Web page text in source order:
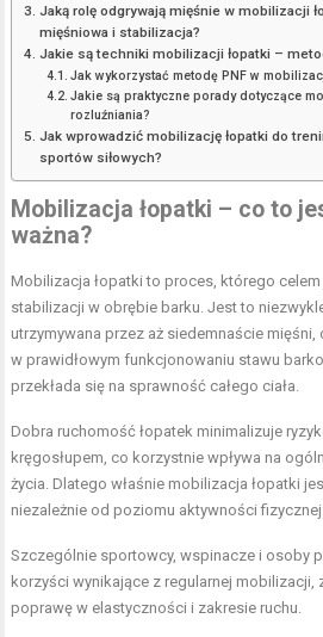
Jaką rolę odgrywają mięśnie w mobilizacji
mięśniowa i stabilizacja?
Jakie są techniki mobilizacji łopatki –
Jak wykorzystać metodę PNF w
Jakie są praktyczne porady dotyczące
rozluźniania?
Jak wprowadzić mobilizację łopatki do
sportów siłowych?
Mobilizacja łopatki – co to
ważna?
Mobilizacja łopatki to proces, którego
stabilizacji w obrębie barku. Jest to
utrzymywana przez aż siedemnaście
w prawidłowym funkcjonowaniu stawu
przekłada się na sprawność całego ciała.
Dobra ruchomość łopatek minimalizuje
kręgosłupem, co korzystnie wpływa na
życia. Dlatego właśnie mobilizacja łopatki
niezależnie od poziomu aktywności fizycznej.
Szczególnie sportowcy, wspinacze i osoby
korzyści wynikające z regularnej mobilizacji,
poprawę w elastyczności i zakresie ruchu.